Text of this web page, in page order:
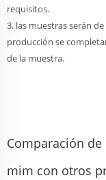
requisitos.
3. las muestras serán
producción se
de la muestra.
Comparación
mim con otros